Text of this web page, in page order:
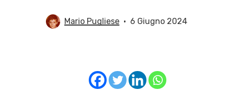
Mario Pugliese 6 Giugno 2024